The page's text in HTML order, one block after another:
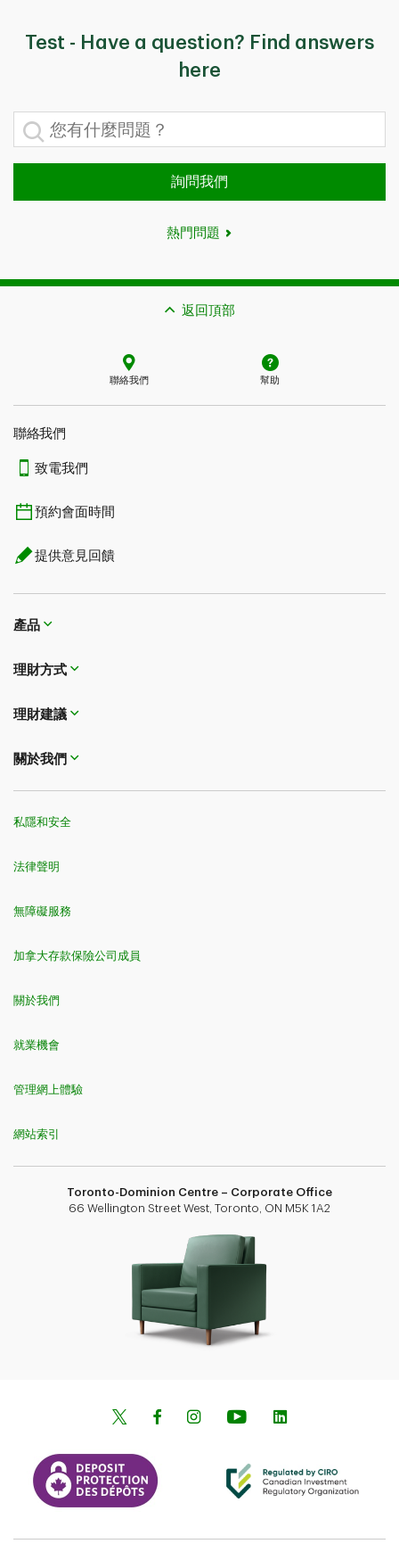
Test - Have a question? Find answers
here
您有什麼問題？
詢問我們
熱門問題
返回頂部
聯絡我們 幫助
聯絡我們
致電我們
預約會面時間
提供意見回饋
產品
理財方式​​​​​​​
理財建議
關於我們
私隱和安全
法律聲明
無障礙服務
加拿大存款保險公司成員
關於我們
就業機會
管理網上體驗
網站索引
Toronto-Dominion Centre – Corporate Office
66 Wellington Street West, Toronto, ON M5K 1A2